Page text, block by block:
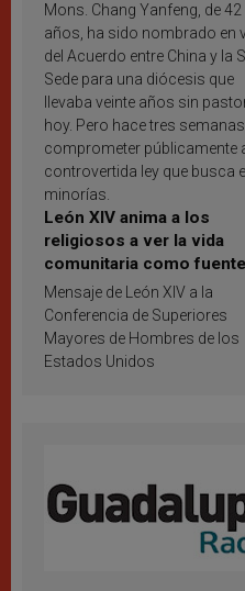
Mons. Chang Yanfeng, de 42
años, ha sido nombrado en
del Acuerdo entre China y la
Sede para una diócesis que
llevaba veinte años sin
hoy. Pero hace tres
comprometer públicamente
controvertida ley que busca
minorías.
León XIV anima a los
religiosos a ver la vida
comunitaria como
inspiración y santificación
Mensaje de León XIV a la
Conferencia de Superiores
Mayores de Hombres de los
Estados Unidos